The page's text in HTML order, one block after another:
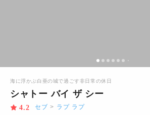
海に浮かぶ白亜の城で過ごす非日常の休日
シャトー バイ ザ シー
4.2 セブ > ラプ ラプ